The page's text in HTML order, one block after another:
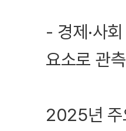
- 경제·사
요소로 관측
2025년 주